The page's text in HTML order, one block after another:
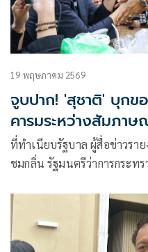
19 พฤษภาคม 2569
จูบปาก! 'สุชาติ' บุกข
คารมระหว่างสัมภา
ที่ทำเนียบรัฐบาล ผู้สื่อข่าวรา
ชมกลิ่น รัฐมนตรีว่าการกระท